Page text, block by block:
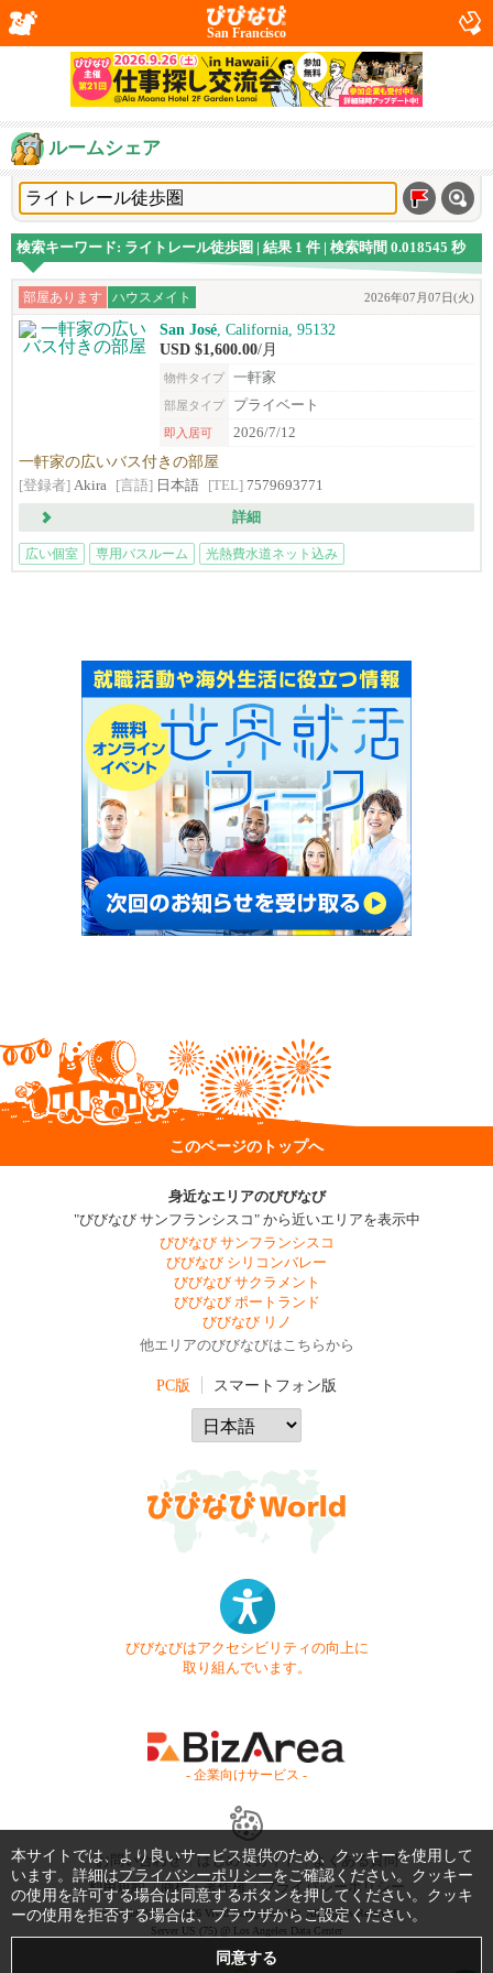
San Francisco
ルームシェア
検索キーワード: ライトレール徒歩圏 | 結果 1 件 | 検索時間 0.018545 秒
部屋あります ハウスメイト 2026年07月07日(火)
San José , California, 95132
USD $1,600.00/月
物件タイプ 一軒家
部屋タイプ プライベート
即入居可 2026/7/12
一軒家の広いバス付きの部屋
[登録者] Akira [言語] 日本語 [TEL] 7579693771
詳細
広い個室 専用バスルーム 光熱費水道ネット込み
このページのトップへ
身近なエリアのびびなび
"びびなび サンフランシスコ" から近いエリアを表示中
びびなび サンフランシスコ
びびなび シリコンバレー
びびなび サクラメント
びびなび ポートランド
びびなび リノ
他エリアのびびなびはこちらから
PC版 スマートフォン版
びびなびはアクセシビリティの向上に
取り組んでいます。
- 企業向けサービス -
お問い合わせ はじめてガイド
よくある質問
利用規約
商標・著作権 プライバシーポリシー
Copyright © 1999-2026 Vivid Navigation, Inc. All Rights Reserved.
Server US (75) @ Los Angeles Data Center
本サイトでは、より良いサービス提供のため、クッキーを使用して
います。詳細はプライバシーポリシーをご確認ください。クッキー
の使用を許可する場合は同意するボタンを押してください。クッキ
ーの使用を拒否する場合は、ブラウザからご設定ください。